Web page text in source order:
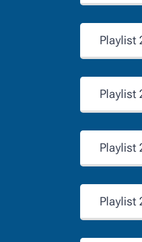
Playlist
Playlist
Playlist
Playlist